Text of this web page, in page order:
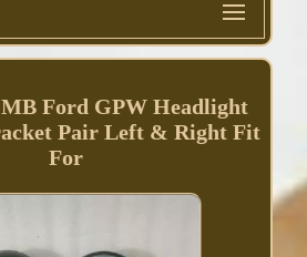
Ford GPW Headlight
Pair Left & Right Fit
For